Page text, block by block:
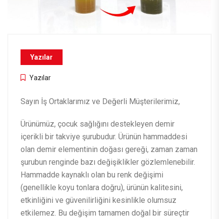
Yazılar
Yazılar
Sayın İş Ortaklarımız ve Değerli Müşterilerimiz,
Ürünümüz, çocuk sağlığını destekleyen demir
içerikli bir takviye şurubudur. Ürünün hammaddesi
olan demir elementinin doğası gereği, zaman zaman
şurubun renginde bazı değişiklikler gözlemlenebilir.
Hammadde kaynaklı olan bu renk değişimi
(genellikle koyu tonlara doğru), ürünün kalitesini,
etkinliğini ve güvenilirliğini kesinlikle olumsuz
etkilemez. Bu değişim tamamen doğal bir süreçtir